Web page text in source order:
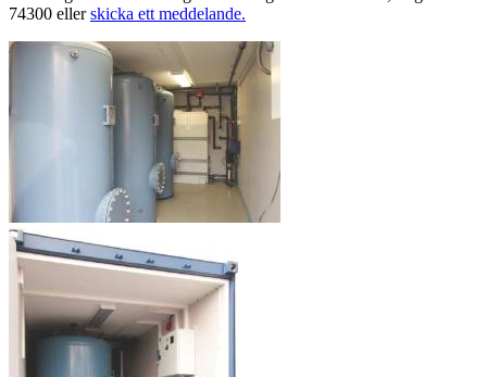
74300 ellerskicka ett meddelande.